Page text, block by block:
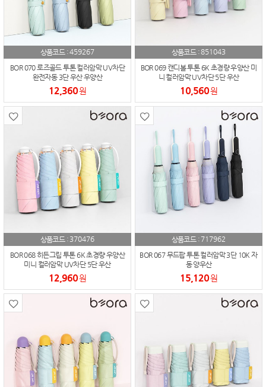
상품코드 :459267
BOR 070 로즈골드 투톤 컬러암막 UV차단
완전자동 3단 우산 우양산
12,360원
상품코드 :851043
BOR 069 캔디볼 투톤 6K 초경량 우양산 미
니 컬러암막 UV차단 5단 우산
10,560원
상품코드 : 370476
BOR 068 히든그립 투톤 6K 초경량 우양산
미니 컬러암막 UV차단 5단 우산
12,960원
상품코드 : 717962
BOR 067 무드팝 투톤 컬러암막 3단 10K 자
동 양우산
15,120원